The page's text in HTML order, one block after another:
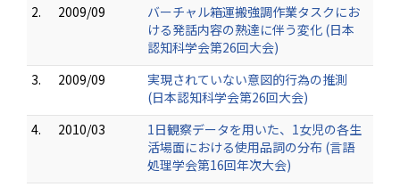
2.
2009/09
バーチャル箱運搬強調作業タスクにお
ける発話内容の熟達に伴う変化 (日本
認知科学会第26回大会)
3.
2009/09
実現されていない意図的行為の推測
(日本認知科学会第26回大会)
4.
2010/03
1日観察データを用いた、1女児の各生
活場面における使用品詞の分布 (言語
処理学会第16回年次大会)